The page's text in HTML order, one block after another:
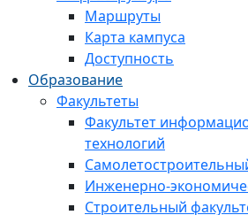
Маршруты
Карта кампуса
Доступность
Образование
Факультеты
Факультет
технологий
Инженерно-
Строительный